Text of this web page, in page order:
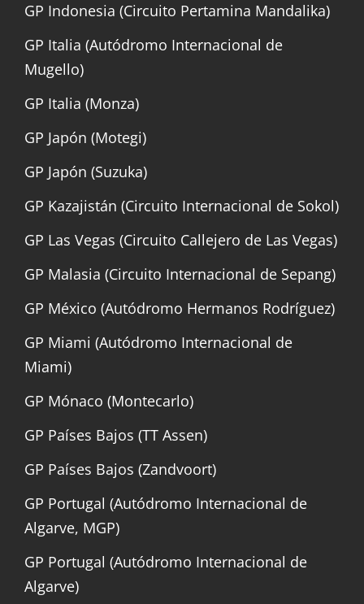
GP Indonesia (Circuito Pertamina Mandalika)
GP Italia (Autódromo Internacional de
Mugello)
GP Italia (Monza)
GP Japón (Motegi)
GP Japón (Suzuka)
GP Kazajistán (Circuito Internacional de Sokol)
GP Las Vegas (Circuito Callejero de Las Vegas)
GP Malasia (Circuito Internacional de Sepang)
GP México (Autódromo Hermanos Rodríguez)
GP Miami (Autódromo Internacional de
Miami)
GP Mónaco (Montecarlo)
GP Países Bajos (TT Assen)
GP Países Bajos (Zandvoort)
GP Portugal (Autódromo Internacional de
Algarve, MGP)
GP Portugal (Autódromo Internacional de
Algarve)